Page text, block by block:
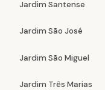
Jardim Santense
Jardim São José
Jardim São Miguel
Jardim Três Marias